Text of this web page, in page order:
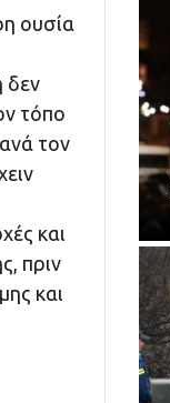
ουσία
δεν
τόπο
ανά τον
και
πριν
και